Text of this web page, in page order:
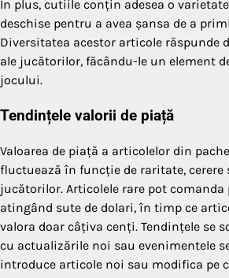
În plus, cutiile conțin adesea o
deschise pentru a avea șansa de a
Diversitatea acestor articole răspunde
ale jucătorilor, făcându-le un element
jocului.
Tendințele valorii de piață
Valoarea de piață a articolelor din
fluctuează în funcție de raritate, cerere
jucătorilor. Articolele rare pot
atingând sute de dolari, în timp ce
valora doar câțiva cenți. Tendințele se
cu actualizările noi sau evenimentele
introduce articole noi sau modifica pe